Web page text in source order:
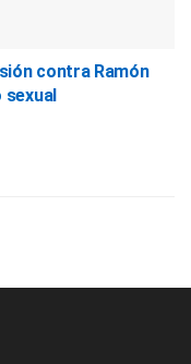
contra Ramón
sexual